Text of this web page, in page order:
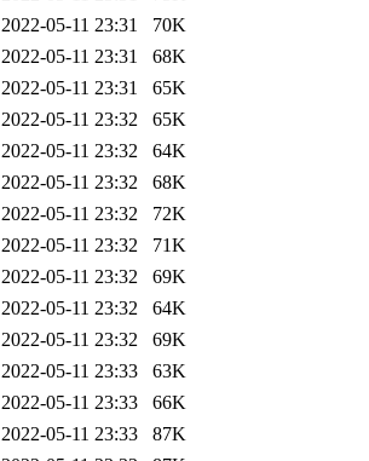
2022-05-11 23:31
70K
2022-05-11 23:31
68K
2022-05-11 23:31
65K
2022-05-11 23:32
65K
2022-05-11 23:32
64K
2022-05-11 23:32
68K
2022-05-11 23:32
72K
2022-05-11 23:32
71K
2022-05-11 23:32
69K
2022-05-11 23:32
64K
2022-05-11 23:32
69K
2022-05-11 23:33
63K
2022-05-11 23:33
66K
2022-05-11 23:33
87K